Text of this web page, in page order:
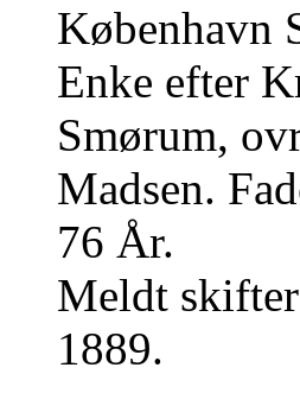
København
Enke efter
Smørum,
Madsen.
76 År.
Meldt
1889.